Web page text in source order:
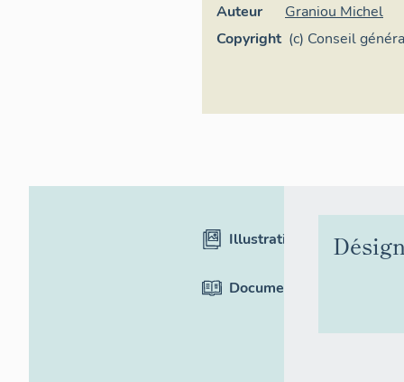
Auteur
Graniou Michel
Copyright (c) Conseil
Illustrations
Documentation